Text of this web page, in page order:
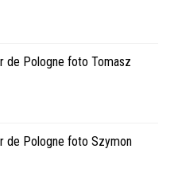
de Pologne foto Tomasz
de Pologne foto Szymon